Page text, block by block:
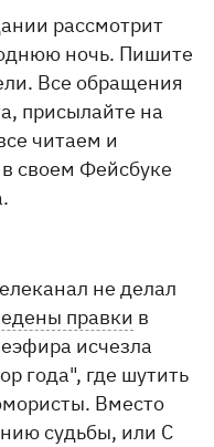
рассмотрит
ночь. Пишите
Все обращения
присылайте на
читаем и
своем Фейсбуке
не делал
правки в
исчезла
года", где шутить
Вместо
судьбы, или С